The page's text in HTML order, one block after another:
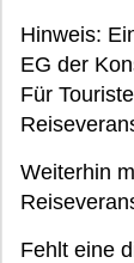
Hinweis:
EG der
Für
Weiterhin
Fehlt eine